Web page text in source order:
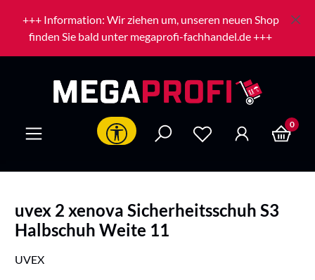
Zum Hauptinhalt springen
+++ Information: Wir ziehen um, unseren neuen Shop
finden Sie bald unter megaprofi-fachhandel.de +++
Werkzeugleiste anzeigen 0
uvex 2 xenova Sicherheitsschuh S3
Halbschuh Weite 11
UVEX